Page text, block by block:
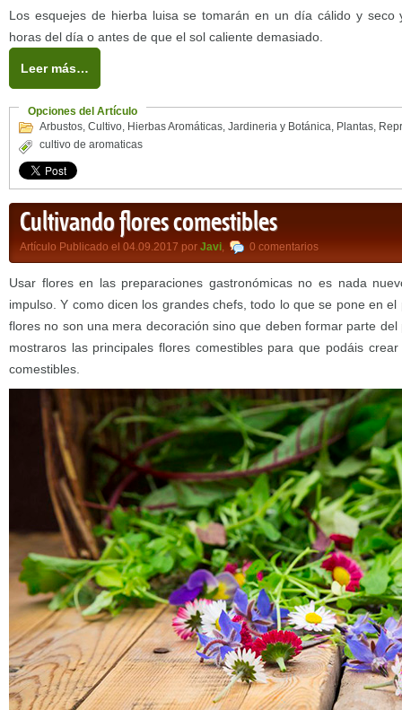
Los esquejes de hierba luisa se tomarán en un día cálido y seco
horas del día o antes de que el sol caliente demasiado.
Leer más…
Opciones del Artículo
Arbustos Cultivo Hierbas Aromáticas Jardineria y Botánica Plantas
cultivo de aromaticas
Cultivando flores comestibles
Artículo Publicado el 04.09.2017 por Javi 0 comentarios
Usar flores en las preparaciones gastronómicas no es nada
impulso. Y como dicen los grandes chefs, todo lo que se pone en
flores no son una mera decoración sino que deben formar parte del
mostraros las principales flores comestibles para que podáis
comestibles.